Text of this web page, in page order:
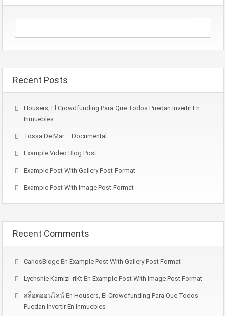
Recent Posts
Housers, El Crowdfunding Para Que Todos Puedan Invertir En
Inmuebles
Tossa De Mar – Documental
Example Video Blog Post
Example Post With Gallery Post Format
Example Post With Image Post Format
Recent Comments
CarlosBioge En Example Post With Gallery Post Format
Lychshie Karnizi_riKt En Example Post With Image Post Format
สล็อตออนไลน์ En Housers, El Crowdfunding Para Que Todos
Puedan Invertir En Inmuebles